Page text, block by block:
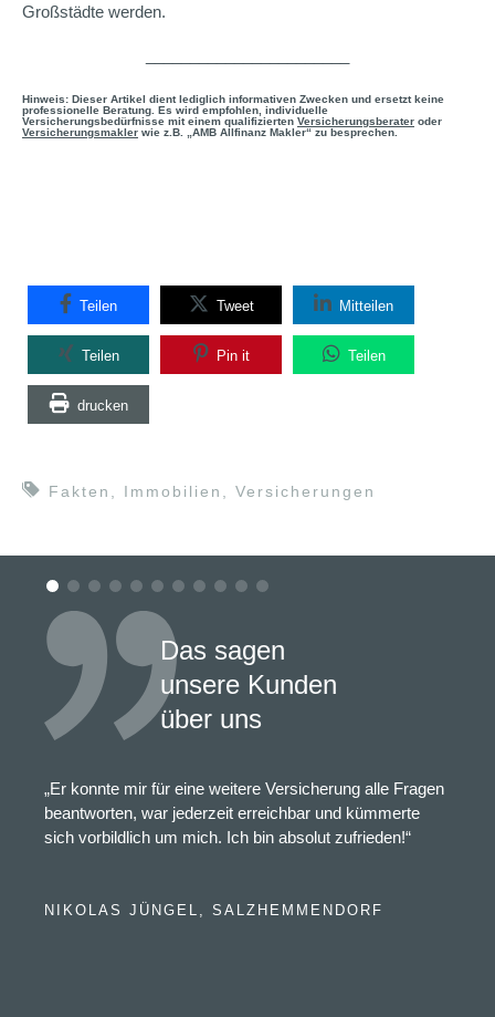
Großstädte werden.
Hinweis: Dieser Artikel dient lediglich informativen Zwecken und ersetzt keine
professionelle Beratung. Es wird empfohlen, individuelle
Versicherungsbedürfnisse mit einem qualifizierten Versicherungsberater oder
Versicherungsmakler wie z.B. „AMB Allfinanz Makler“ zu besprechen.
Teilen Tweet Mitteilen
Teilen Pin it Teilen
drucken
Fakten Immobilien Versicherungen
Das sagen
unsere Kunden
über uns
„Er konnte mir für eine weitere Versicherung alle Fragen
beantworten, war jederzeit erreichbar und kümmerte
sich vorbildlich um mich. Ich bin absolut zufrieden!“
NIKOLAS JÜNGEL, SALZHEMMENDORF